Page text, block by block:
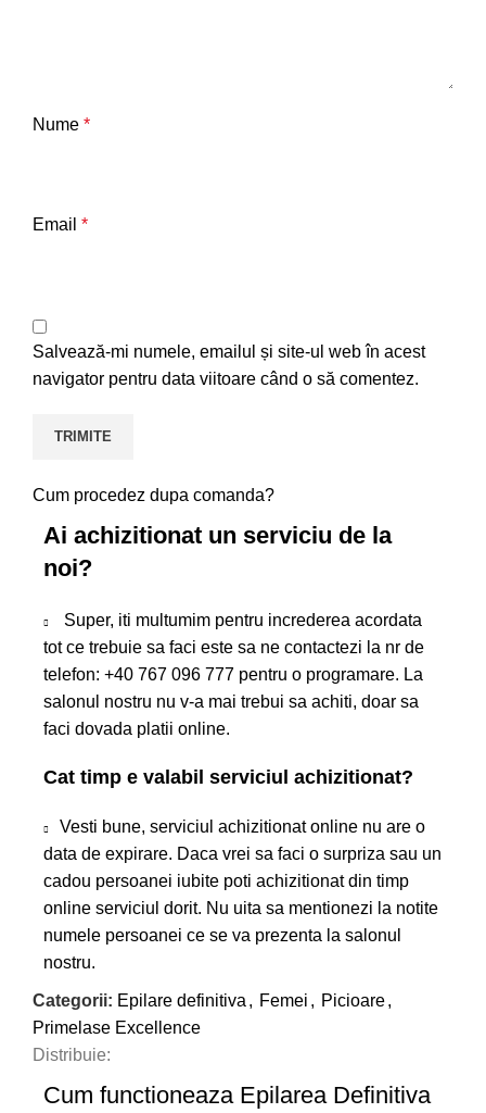
Nume *
Email *
Salvează-mi numele, emailul și site-ul web în acest
navigator pentru data viitoare când o să comentez.
Cum procedez dupa comanda?
Ai achizitionat un serviciu de la
noi?
Super, iti multumim pentru increderea acordata
tot ce trebuie sa faci este sa ne contactezi la nr de
telefon: +40 767 096 777 pentru o programare. La
salonul nostru nu v-a mai trebui sa achiti, doar sa
faci dovada platii online.
Cat timp e valabil serviciul achizitionat?
Vesti bune, serviciul achizitionat online nu are o
data de expirare. Daca vrei sa faci o surpriza sau un
cadou persoanei iubite poti achizitionat din timp
online serviciul dorit. Nu uita sa mentionezi la notite
numele persoanei ce se va prezenta la salonul
nostru.
Categorii: Epilare definitiva , Femei , Picioare,
Primelase Excellence
Distribuie:
Cum functioneaza Epilarea Definitiva